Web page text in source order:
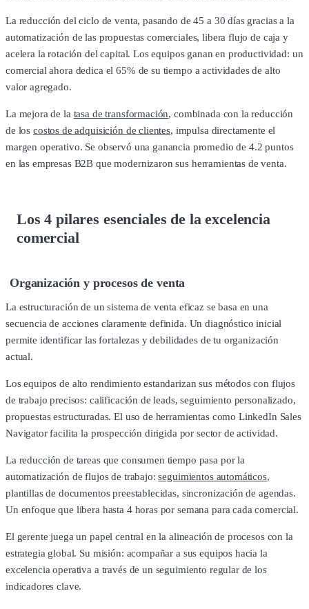
La reducción del ciclo de venta, pasando de 45 a 30 días gracias a la
automatización de las propuestas comerciales, libera flujo de caja y
acelera la rotación del capital. Los equipos ganan en productividad: un
comercial ahora dedica el 65% de su tiempo a actividades de alto
valor agregado.
La mejora de la tasa de transformación, combinada con la reducción
de los costos de adquisición de clientes, impulsa directamente el
margen operativo. Se observó una ganancia promedio de 4.2 puntos
en las empresas B2B que modernizaron sus herramientas de venta.
Los 4 pilares esenciales de la excelencia
comercial
Organización y procesos de venta
La estructuración de un sistema de venta eficaz se basa en una
secuencia de acciones claramente definida. Un diagnóstico inicial
permite identificar las fortalezas y debilidades de tu organización
actual.
Los equipos de alto rendimiento estandarizan sus métodos con flujos
de trabajo precisos: calificación de leads, seguimiento personalizado,
propuestas estructuradas. El uso de herramientas como LinkedIn Sales
Navigator facilita la prospección dirigida por sector de actividad.
La reducción de tareas que consumen tiempo pasa por la
automatización de flujos de trabajo:seguimientos automáticos,
plantillas de documentos preestablecidas, sincronización de agendas.
Un enfoque que libera hasta 4 horas por semana para cada comercial.
El gerente juega un papel central en la alineación de procesos con la
estrategia global. Su misión: acompañar a sus equipos hacia la
excelencia operativa a través de un seguimiento regular de los
indicadores clave.